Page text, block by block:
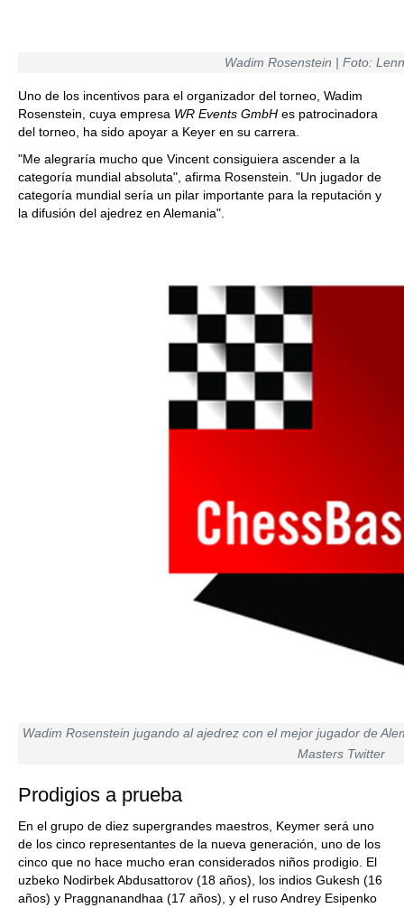
Wadim Rosenstein | Foto:
Uno de los incentivos para el organizador del torneo, Wadim
Rosenstein, cuya empresa WR Events GmbH es patrocinadora
del torneo, ha sido apoyar a Keyer en su carrera.
"Me alegraría mucho que Vincent consiguiera ascender a la
categoría mundial absoluta", afirma Rosenstein. "Un jugador de
categoría mundial sería un pilar importante para la reputación y
la difusión del ajedrez en Alemania".
Wadim Rosenstein jugando al ajedrez con el mejor jugador de
Masters Twitter
Prodigios a prueba
En el grupo de diez supergrandes maestros, Keymer será uno
de los cinco representantes de la nueva generación, uno de los
cinco que no hace mucho eran considerados niños prodigio. El
uzbeko Nodirbek Abdusattorov (18 años), los indios Gukesh (16
años) y Praggnanandhaa (17 años), y el ruso Andrey Esipenko